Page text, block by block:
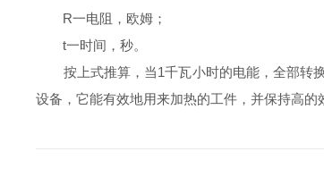
R一电阻，欧姆；
t一时间，秒。
按上式推算，当1千瓦小时的电能，全部转换
设备，它能有效地用来加热的工件，并保持高的